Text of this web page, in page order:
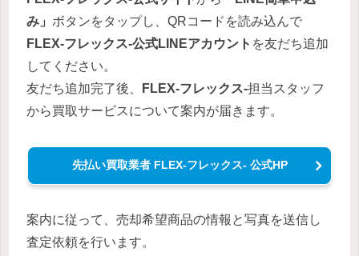
み」 ボタンをタップし、QRコードを読み込んで
FLEX-フレックス-公式LINEアカウント を友だち追加
してください。
友だち追加完了後、
FLEX-フレックス-担当スタッフ
から買取サービスについて案内が届きます。
先払い買取業者 FLEX-フレックス- 公式HP
案内に従って、売却希望商品の情報と写真を送信し
査定依頼を行います。